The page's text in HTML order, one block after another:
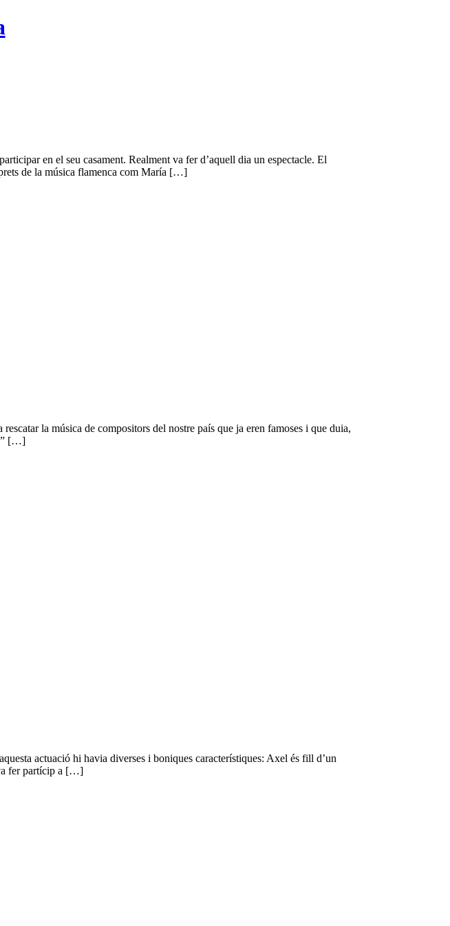
en el seu casament. Realment va fer d’aquell dia un espectacle. El
de la música flamenca com María […]
la música de compositors del nostre país que ja eren famoses i que duia,
[…]
actuació hi havia diverses i boniques característiques: Axel és fill d’un
fer partícip a […]